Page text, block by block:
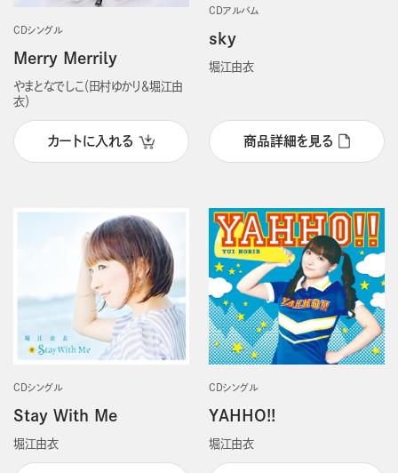
CDシングル
Merry Merrily
やまとなでしこ（田村ゆかり＆堀江由
衣）
カートに入れる
CDアルバム
sky
堀江由衣
商品詳細を見る
CDシングル
Stay With Me
堀江由衣
CDシングル
YAHHO!!
堀江由衣